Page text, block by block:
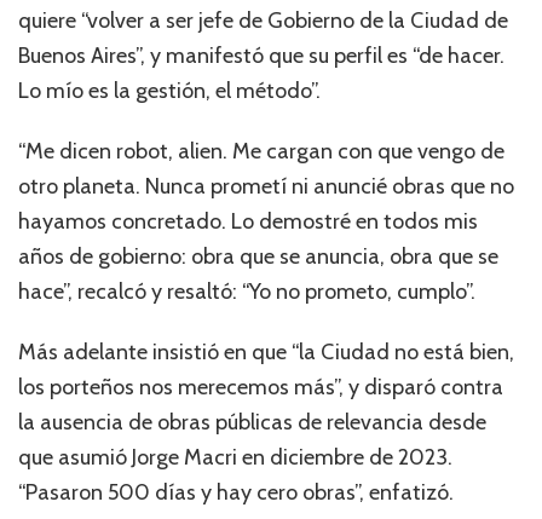
quiere “volver a ser jefe de Gobierno de la Ciudad de
Buenos Aires”, y manifestó que su perfil es “de hacer.
Lo mío es la gestión, el método”.
“Me dicen robot, alien. Me cargan con que vengo de
otro planeta. Nunca prometí ni anuncié obras que no
hayamos concretado. Lo demostré en todos mis
años de gobierno: obra que se anuncia, obra que se
hace”, recalcó y resaltó: “Yo no prometo, cumplo”.
Más adelante insistió en que “la Ciudad no está bien,
los porteños nos merecemos más”, y disparó contra
la ausencia de obras públicas de relevancia desde
que asumió Jorge Macri en diciembre de 2023.
“Pasaron 500 días y hay cero obras”, enfatizó.